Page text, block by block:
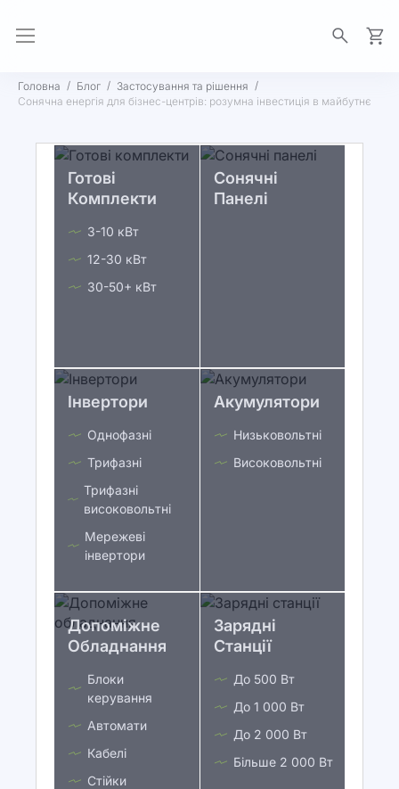
Головна Блог
Застосування та рішення
Сонячна енергія для бізнес-центрів: розумна інвестиція в майбутнє
Готові
Комплекти
3-10 кВт
12-30 кВт
30-50+ кВт
Сонячні
Панелі
Інвертори
Однофазні
Трифазні
Трифазні
високовольтні
Мережеві
інвертори
Акумулятори
Низьковольтні
Високовольтні
Допоміжне
Обладнання
Блоки
керування
Автомати
Кабелі
Стійки
Зарядні
Станції
До 500 Вт
До 1 000 Вт
До 2 000 Вт
Більше 2 000 Вт